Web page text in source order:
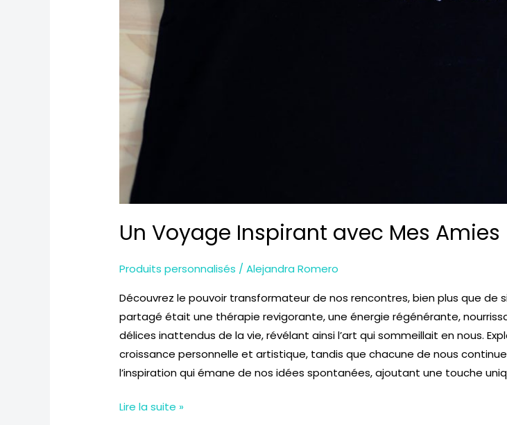
Un Voyage Inspirant avec Mes Amies
Produits personnalisés /Alejandra Romero
Découvrez le pouvoir transformateur de nos rencontres, bien plus que de
partagé était une thérapie revigorante, une énergie régénérante,
délices inattendus de la vie, révélant ainsi l’art qui sommeillait en nous.
croissance personnelle et artistique, tandis que chacune de nous
l’inspiration qui émane de nos idées spontanées, ajoutant une touche
Lire la suite »